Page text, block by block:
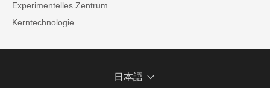
Experimentelles Zentrum
Kerntechnologie
日本語